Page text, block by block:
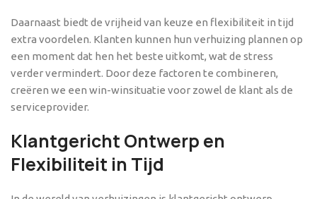
Daarnaast biedt de vrijheid van keuze en flexibiliteit in tijd
extra voordelen. Klanten kunnen hun verhuizing plannen op
een moment dat hen het beste uitkomt, wat de stress
verder vermindert. Door deze factoren te combineren,
creëren we een win-winsituatie voor zowel de klant als de
serviceprovider.
Klantgericht Ontwerp en
Flexibiliteit in Tijd